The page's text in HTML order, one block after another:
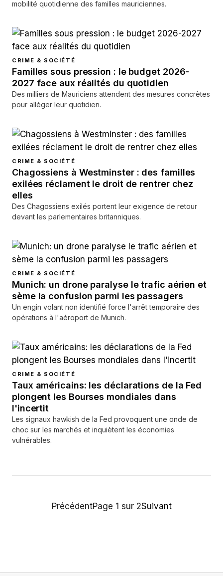
mobilité quotidienne des familles mauriciennes.
CRIME & SOCIÉTÉ
Familles sous pression : le budget 2026-
2027 face aux réalités du quotidien
Des milliers de Mauriciens attendent des mesures concrètes
pour alléger leur quotidien.
CRIME & SOCIÉTÉ
Chagossiens à Westminster : des familles
exilées réclament le droit de rentrer chez
elles
Des Chagossiens exilés portent leur exigence de retour
devant les parlementaires britanniques.
CRIME & SOCIÉTÉ
Munich: un drone paralyse le trafic aérien et
sème la confusion parmi les passagers
Un engin volant non identifié force l'arrêt temporaire des
opérations à l'aéroport de Munich.
CRIME & SOCIÉTÉ
Taux américains: les déclarations de la Fed
plongent les Bourses mondiales dans
l'incertit
Les signaux hawkish de la Fed provoquent une onde de
choc sur les marchés et inquiètent les économies
vulnérables.
PrécédentPage 1 sur 2Suivant